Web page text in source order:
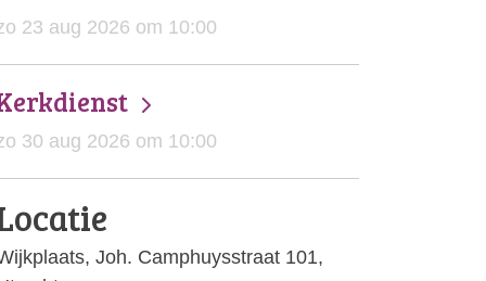
23 aug 2026 om 10:00
30 aug 2026 om 10:00
Joh. Camphuysstraat 101,